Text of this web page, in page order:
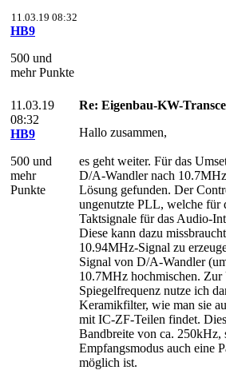
11.03.19 08:32
HB9
500 und
mehr Punkte
11.03.19
08:32
HB9
500 und
mehr
Punkte
Re: Eigenbau-KW-
Hallo zusammen,
es geht weiter. Für das
D/A-Wandler nach
Lösung gefunden. Der
ungenutzte PLL, welche für
Taktsignale für das Audio-
Diese kann dazu
10.94MHz-Signal zu
Signal von D/A-Wandler
10.7MHz hochmischen.
Spiegelfrequenz nutze ich
Keramikfilter, wie man sie
mit IC-ZF-Teilen findet.
Bandbreite von ca. 250kHz,
Empfangsmodus auch eine
möglich ist.